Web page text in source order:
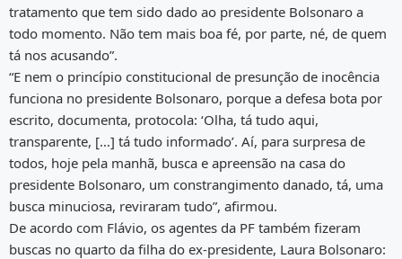
tratamento que tem sido dado ao presidente Bolsonaro a
todo momento. Não tem mais boa fé, por parte, né, de quem
tá nos acusando”.
“E nem o princípio constitucional de presunção de inocência
funciona no presidente Bolsonaro, porque a defesa bota por
escrito, documenta, protocola: ‘Olha, tá tudo aqui,
transparente, […] tá tudo informado’. Aí, para surpresa de
todos, hoje pela manhã, busca e apreensão na casa do
presidente Bolsonaro, um constrangimento danado, tá, uma
busca minuciosa, reviraram tudo”, afirmou.
De acordo com Flávio, os agentes da PF também fizeram
buscas no quarto da filha do ex-presidente, Laura Bolsonaro: